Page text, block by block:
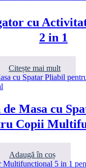
cu
2 in 1
Citește mai mult
de Masa cu
Copii
Adaugă în coș